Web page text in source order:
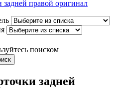
задней правой оригинал
поиском
задней